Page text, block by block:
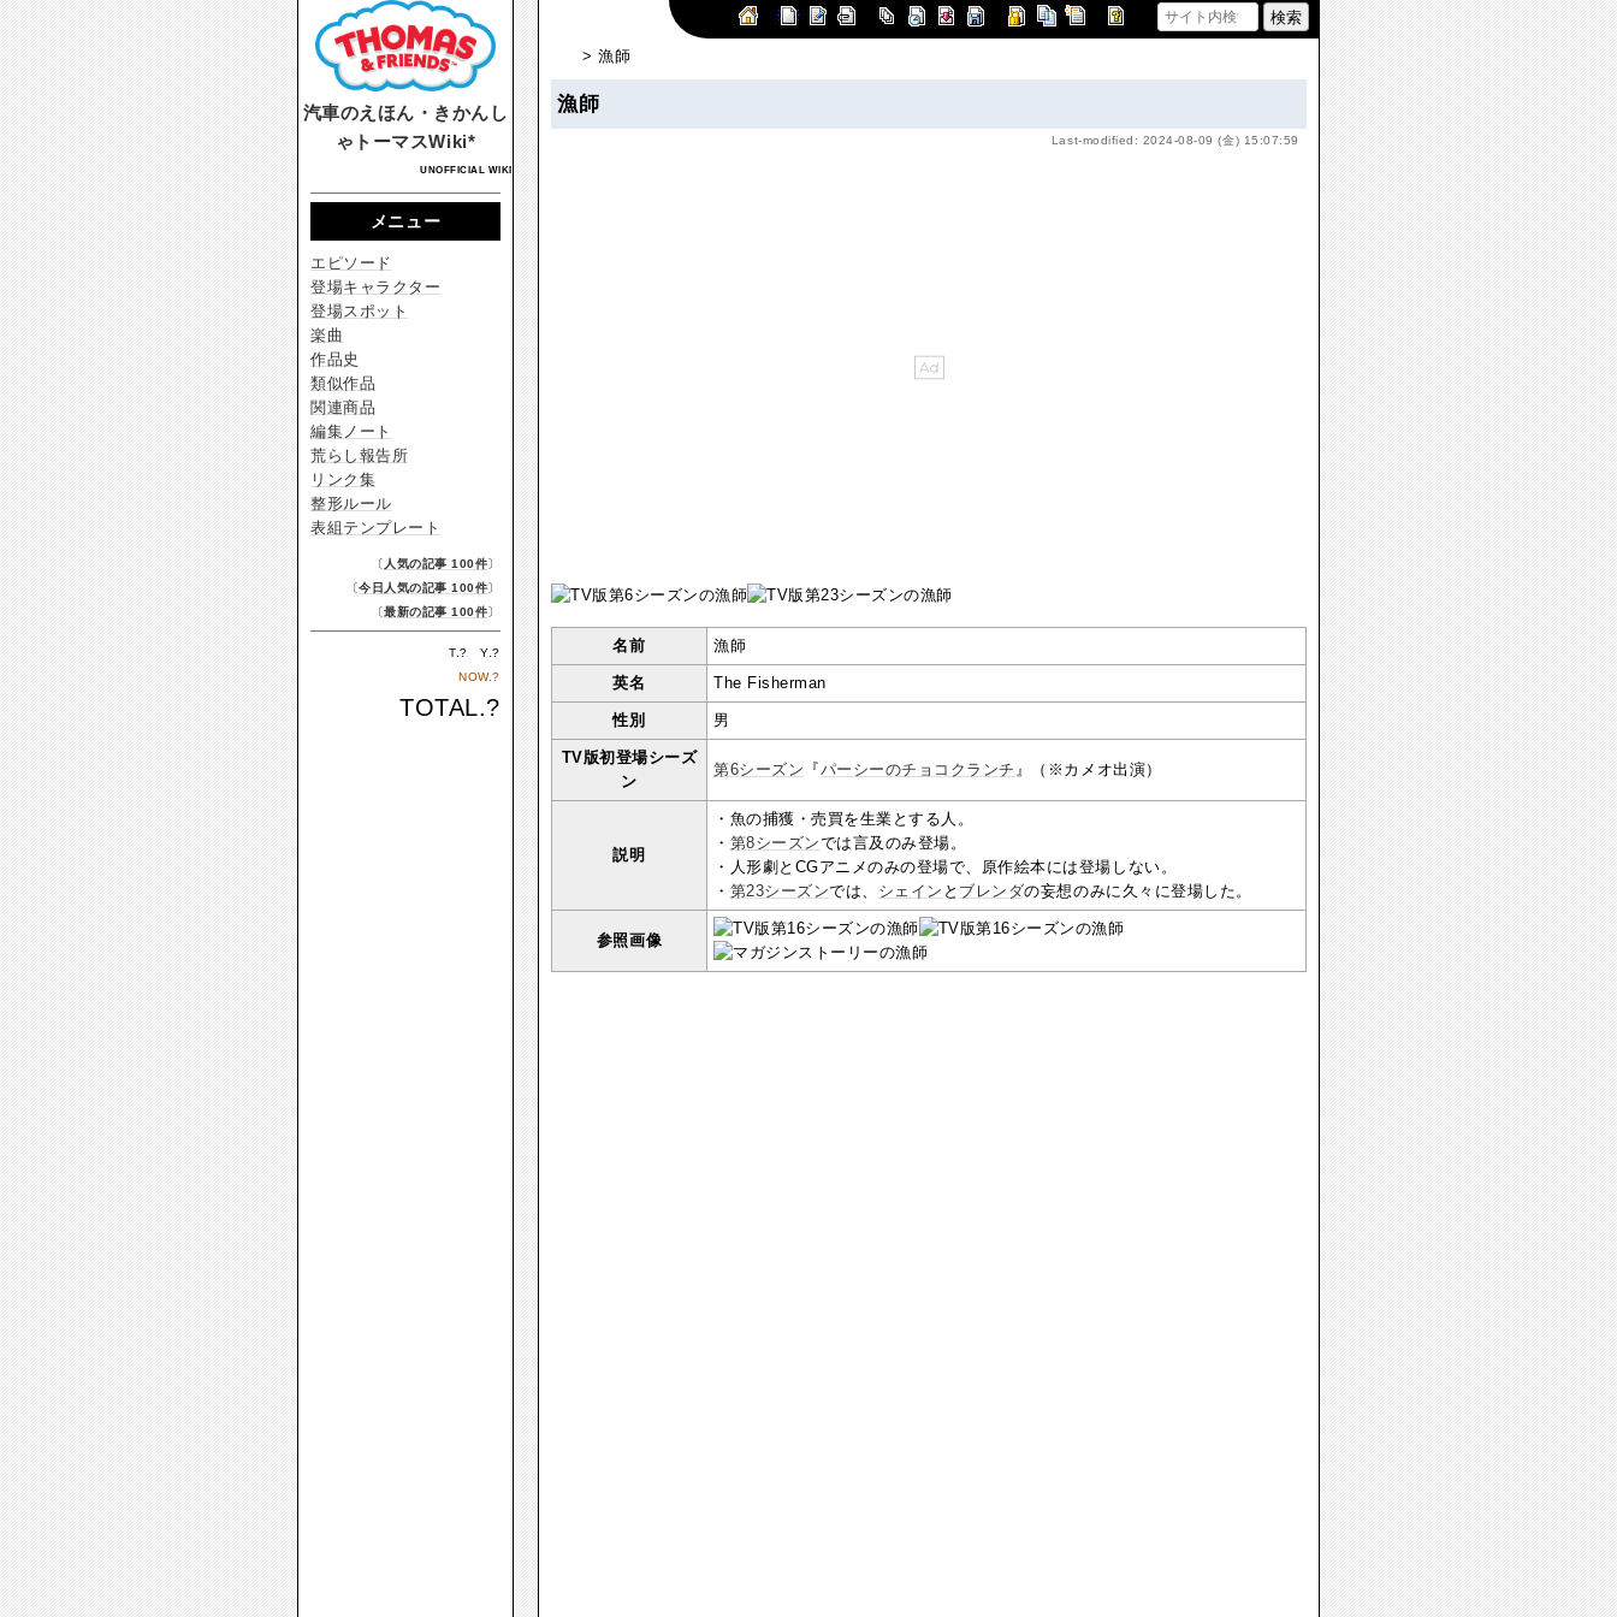
汽車のえほん・きかんし
ゃトーマスWiki*
UNOFFICIAL WIKI
> 漁師
漁師
Last-modified: 2024-08-09 (金) 15:07:59
名前 漁師
英名 The Fisherman
性別 男
TV版初登場シーズ
ン
第6シーズン 『パーシーのチョコクランチ 』（※カメオ出演）
説明
・魚の捕獲・売買を生業とする人。
・ 第8シーズンでは言及のみ登場。
・人形劇とCGアニメのみの登場で、原作絵本には登場しない。
・ 第23シーズンでは、 シェイン と ブレンダの妄想のみに久々に登場した。
参照画像
メニュー
エピソード
登場キャラクター
登場スポット
楽曲
作品史
類似作品
関連商品
編集ノート
荒らし報告所
リンク集
整形ルール
表組テンプレート
〔 人気の記事 100件〕
〔今日人気の記事 100件〕
〔最新の記事 100件〕
T.? Y.?
NOW.?
TOTAL.?